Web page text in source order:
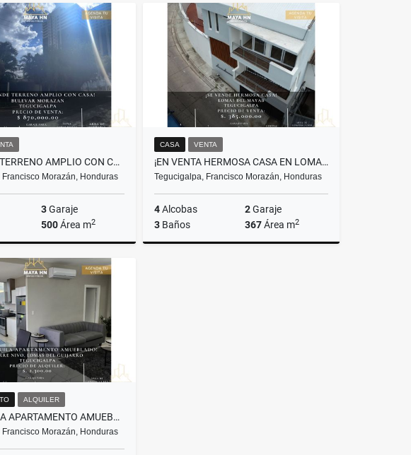
Venta
L3,100,000
Venta
US$250,000
Alquiler
US$1,200
¡SE VENDE TERRENO AMPLIO CON CASA EN BLVD MORAZAN!
Morazán, Honduras
3Garaje
500Área m2
Venta
US$870,000
CASA VENTA
¡EN VENTA HERMOSA CASA EN LOMAS DEL MAYAB! TEGUCIGALPA
Tegucigalpa, Francisco Morazán, Honduras
4Alcobas 2Garaje
3 Baños 367Área m2
ALQUILER
¡SE ALQUILA APARTAMENTO AMUEBLADO EN LOMAS DEL GUIJARRO!
Morazán, Honduras